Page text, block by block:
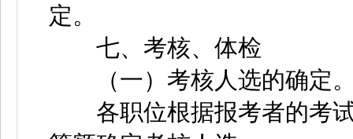
定。
七、考核、体检
（一）考核人选的确定
各职位根据报考者的考试